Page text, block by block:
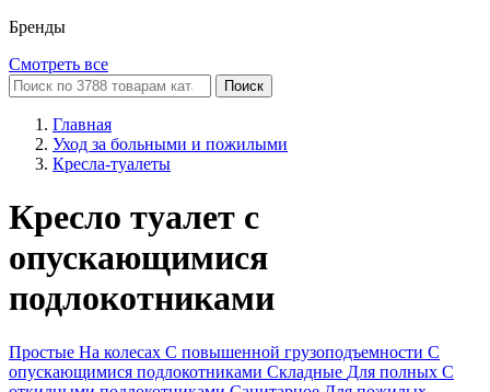
Бренды
Смотреть все
Поиск
Главная
Уход за больными и пожилыми
Кресла-туалеты
Кресло туалет с
опускающимися
подлокотниками
Простые На колесах С повышенной грузоподъемности С
опускающимися подлокотниками Складные Для полных С